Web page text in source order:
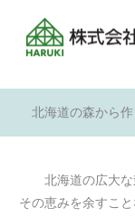
北海道の森から
北海道の広大
その恵みを余すこ